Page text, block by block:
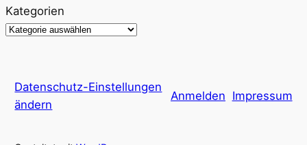
Kategorien
Datenschutz-Einstellungen
ändern
Anmelden Impressum